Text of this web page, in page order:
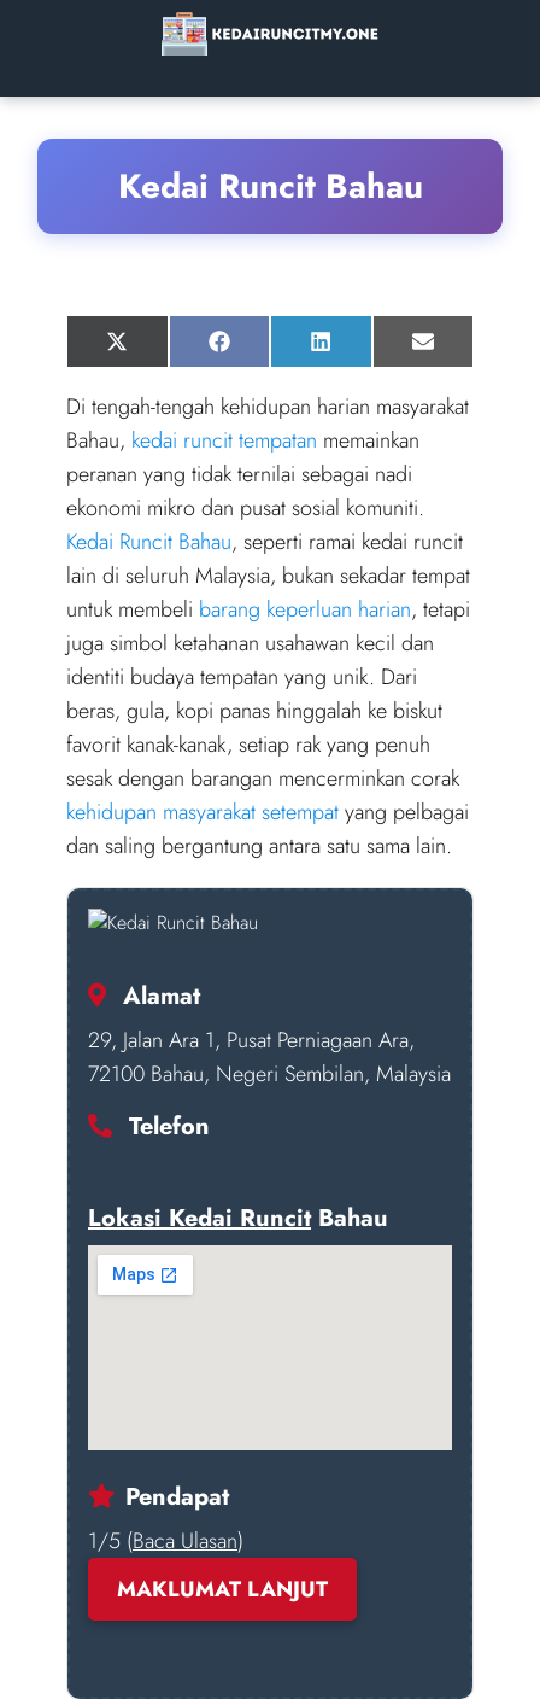
Kedai Runcit Bahau
Share
on
X
(
w
i
t
e
r
)
Share
on
F
a
e
o
o
k
Share
on
L
i
k
d
I
n
Share
on
E
m
i
Di tengah-tengah kehidupan harian masyarakat
Bahau, kedai runcit tempatan memainkan
peranan yang tidak ternilai sebagai nadi
ekonomi mikro dan pusat sosial komuniti.
Kedai Runcit Bahau, seperti ramai kedai runcit
lain di seluruh Malaysia, bukan sekadar tempat
untuk membeli barang keperluan harian, tetapi
juga simbol ketahanan usahawan kecil dan
identiti budaya tempatan yang unik. Dari
beras, gula, kopi panas hinggalah ke biskut
favorit kanak-kanak, setiap rak yang penuh
sesak dengan barangan mencerminkan corak
kehidupan masyarakat setempatyang pelbagai
dan saling bergantung antara satu sama lain.
Alamat
29, Jalan Ara 1, Pusat Perniagaan Ara,
72100 Bahau, Negeri Sembilan, Malaysia
Telefon
Lokasi Kedai RuncitBahau
Pendapat
1/5 (Baca Ulasan)
MAKLUMAT LANJUT